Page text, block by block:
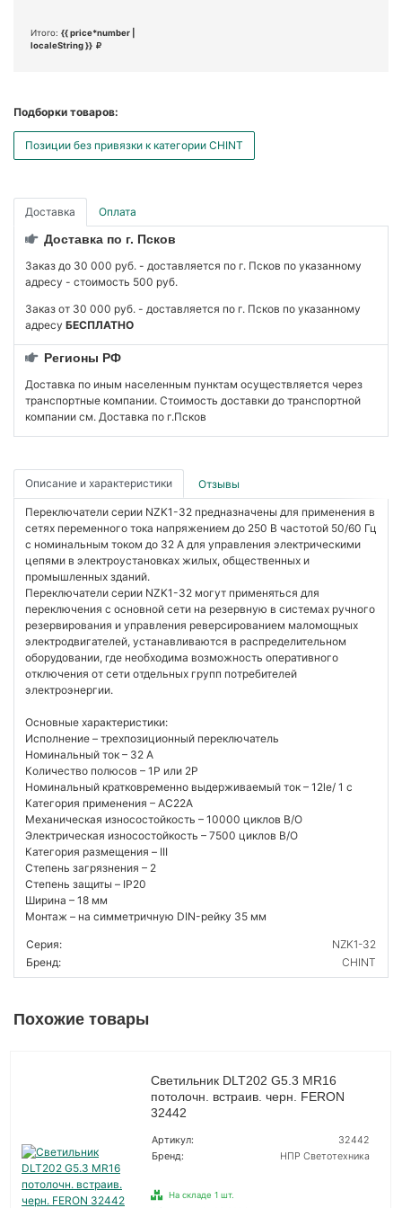
Итого: {{ price*number |
localeString }}
Подборки товаров:
Позиции без привязки к категории CHINT
Доставка Оплата
Доставка по г. Псков
Заказ до 30 000 руб. - доставляется по г. Псков по указанному
адресу - стоимость 500 руб.
Заказ от 30 000 руб. - доставляется по г. Псков по указанному
адресу БЕСПЛАТНО
Регионы РФ
Доставка по иным населенным пунктам осуществляется через
транспортные компании. Стоимость доставки до транспортной
компании см. Доставка по г.Псков
Описание и характеристики Отзывы
Переключатели серии NZK1-32 предназначены для применения в
сетях переменного тока напряжением до 250 В частотой 50/60 Гц
с номинальным током до 32 А для управления электрическими
цепями в электроустановках жилых, общественных и
промышленных зданий.
Переключатели серии NZK1-32 могут применяться для
переключения с основной сети на резервную в системах ручного
резервирования и управления реверсированием маломощных
электродвигателей, устанавливаются в распределительном
оборудовании, где необходима возможность оперативного
отключения от сети отдельных групп потребителей
электроэнергии.
Основные характеристики:
Исполнение – трехпозиционный переключатель
Номинальный ток – 32 А
Количество полюсов – 1Р или 2Р
Номинальный кратковременно выдерживаемый ток – 12le/ 1 с
Категория применения – АС22А
Механическая износостойкость – 10000 циклов В/О
Электрическая износостойкость – 7500 циклов В/О
Категория размещения – III
Степень загрязнения – 2
Степень защиты – IP20
Ширина – 18 мм
Монтаж – на симметричную DIN-рейку 35 мм
Серия:
NZK1-32
Бренд:
CHINT
Похожие товары
Светильник DLT202 G5.3 MR16
потолочн. встраив. черн. FERON
32442
Артикул:
32442
Бренд:
НПР Светотехника
На складе 1 шт.